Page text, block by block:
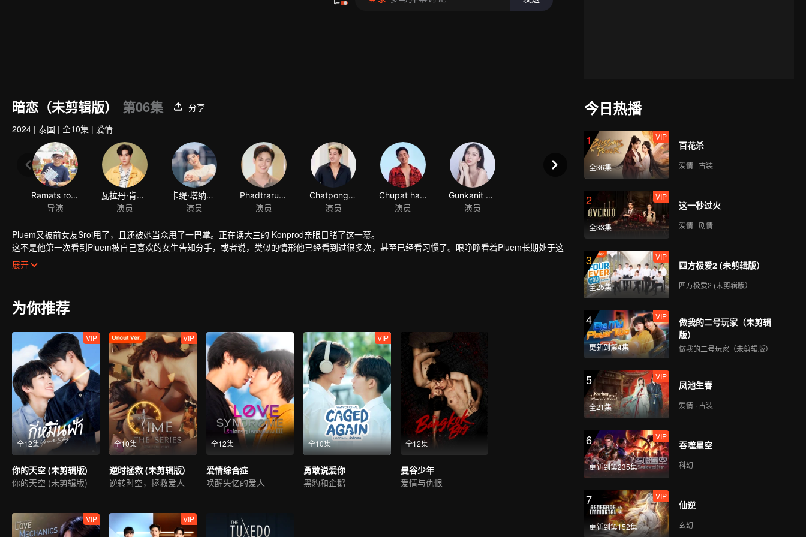
暗恋（未剪辑版） 第06集
分享
2024 | 泰国 | 全10集 | 爱情
Ramats roungpratoom
导演
瓦拉丹·肯蒙达
演员
卡缇·塔纳瓦特·苏克弗恩仸
演员
Pluem又被前女友Sroi甩了，且还被她当众甩了一巴掌。正在读大三的 Konprod亲眼目睹了这一幕。
这不是他第一次看到Pluem被自己喜欢的女生告知分手，或者说，类似的情形他已经看到过很多次，甚至已经看习惯了。眼睁睁看着Pluem长期处于这
种不良关系中，他却没有权利插手......
展开
为你推荐
全12集
VIP
你的天空 (未剪辑版)
你的天空 (未剪辑版)
全10集
VIP
逆时拯救 (未剪辑版）
逆转时空，拯救爱人
全12集
爱情综合症
唤醒失忆的爱人
全10集
VIP
勇敢说爱你
黑豹和企鹅
全12集
曼谷少年
爱情与仇恨
VIP VIP
今日热播
1
全36集
VIP
百花杀
爱情 · 古装
2
全33集
VIP
这一秒过火
爱情 · 剧情
3
全25集
VIP
四方极爱2 (未剪辑版）
四方极爱2 (未剪辑版）
4
更新到第4集
VIP
做我的二号玩家（未剪辑
版）
做我的二号玩家（未剪辑版）
5
全21集
VIP
凤池生春
爱情 · 古装
6
更新到第235集
VIP
吞噬星空
科幻
7
更新到第152集
VIP
仙逆
玄幻